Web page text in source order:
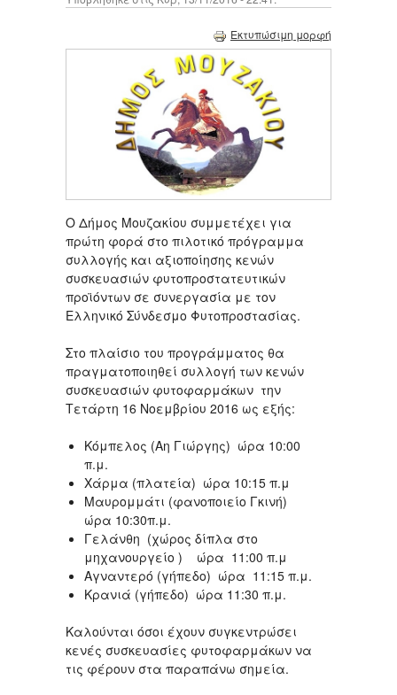
Εκτυπώσιμη μορφή
Ο Δήμος Μουζακίου συμμετέχει για
πρώτη φορά στο πιλοτικό πρόγραμμα
συλλογής και αξιοποίησης κενών
συσκευασιών φυτοπροστατευτικών
προϊόντων σε συνεργασία με τον
Ελληνικό Σύνδεσμο Φυτοπροστασίας.
Στο πλαίσιο του προγράμματος θα
πραγματοποιηθεί συλλογή των κενών
συσκευασιών φυτοφαρμάκων την
Τετάρτη 16 Νοεμβρίου 2016 ως εξής:
Κόμπελος (Αη Γιώργης) ώρα 10:00
π.μ.
Χάρμα (πλατεία) ώρα 10:15 π.μ
Μαυρομμάτι (φανοποιείο Γκινή)
ώρα 10:30π.μ.
Γελάνθη (χώρος δίπλα στο
μηχανουργείο ) ώρα 11:00 π.μ
Αγναντερό (γήπεδο) ώρα 11:15 π.μ.
Κρανιά (γήπεδο) ώρα 11:30 π.μ.
Καλούνται όσοι έχουν συγκεντρώσει
κενές συσκευασίες φυτοφαρμάκων να
τις φέρουν στα παραπάνω σημεία.